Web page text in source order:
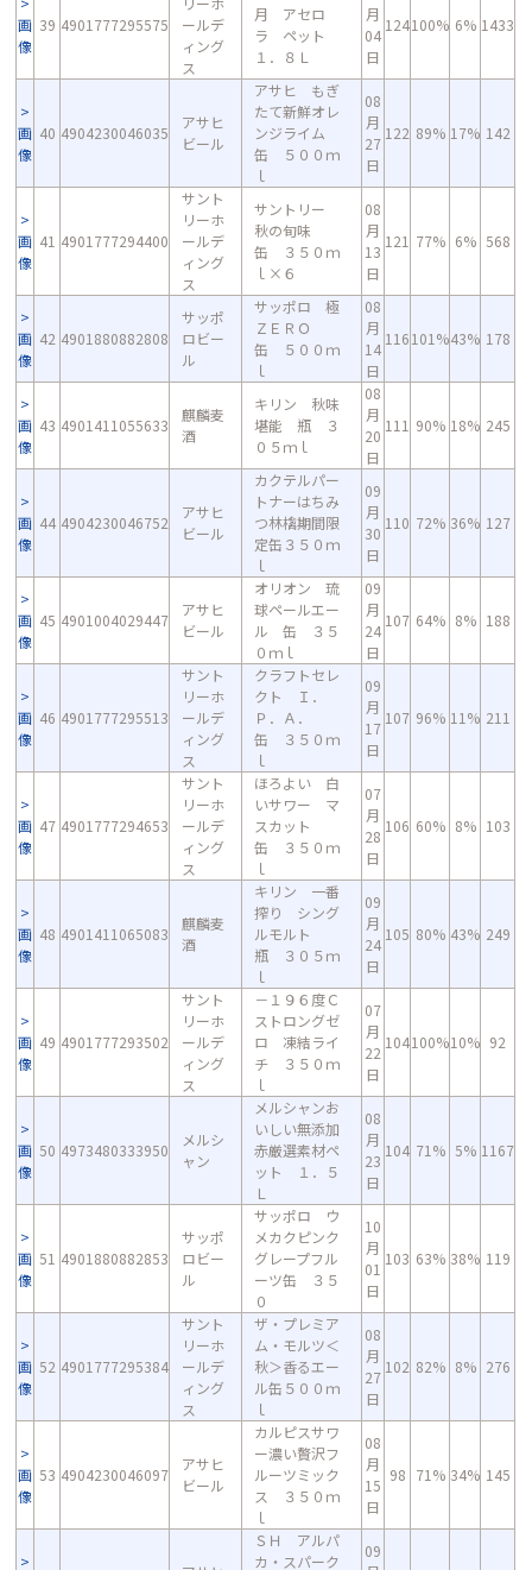
画
像
39 4901777295575
ールデ
ィング
ス
月 アセロ
ラ ペット
１．８Ｌ
月
04
日
124100% 6% 1433
画
像
40 4904230046035
アサヒ
ビール
アサヒ もぎ
たて新鮮オレ
ンジライム
缶 ５００ｍ
ｌ
08
月
27
日
122 89% 17% 142
画
像
41 4901777294400
サント
リーホ
ールデ
ィング
ス
サントリー
秋の旬味
缶 ３５０ｍ
ｌ×６
08
月
13
日
121 77% 6% 568
画
像
42 4901880882808
サッポ
ロビー
ル
サッポロ 極
ＺＥＲＯ
缶 ５００ｍ
ｌ
08
月
14
日
116101%43% 178
画
像
43 4901411055633
麒麟麦
酒
キリン 秋味
堪能 瓶 ３
０５ｍｌ
08
月
20
日
111 90% 18% 245
画
像
44 4904230046752
アサヒ
ビール
カクテルパー
トナーはちみ
つ林檎期間限
定缶３５０ｍ
ｌ
09
月
30
日
110 72% 36% 127
画
像
45 4901004029447
アサヒ
ビール
オリオン 琉
球ペールエー
ル 缶 ３５
０ｍｌ
09
月
24
日
107 64% 8% 188
画
像
46 4901777295513
サント
リーホ
ールデ
ィング
ス
クラフトセレ
クト Ｉ．
Ｐ．Ａ．
缶 ３５０ｍ
ｌ
09
月
17
日
107 96% 11% 211
画
像
47 4901777294653
サント
リーホ
ールデ
ィング
ス
ほろよい 白
いサワー マ
スカット
缶 ３５０ｍ
ｌ
07
月
28
日
106 60% 8% 103
画
像
48 4901411065083
麒麟麦
酒
キリン 一番
搾り シング
ルモルト
瓶 ３０５ｍ
ｌ
09
月
24
日
105 80% 43% 249
画
像
49 4901777293502
サント
リーホ
ールデ
ィング
ス
－１９６度Ｃ
ストロングゼ
ロ 凍結ライ
チ ３５０ｍ
ｌ
07
月
22
日
104100%10% 92
画
像
50 4973480333950
メルシ
ャン
メルシャンお
いしい無添加
赤厳選素材ペ
ット １．５
Ｌ
08
月
23
日
104 71% 5% 1167
画
像
51 4901880882853
サッポ
ロビー
ル
サッポロ ウ
メカクピンク
グレープフル
ーツ缶 ３５
０
10
月
01
日
103 63% 38% 119
画
像
52 4901777295384
サント
リーホ
ールデ
ィング
ス
ザ・プレミア
ム・モルツ＜
秋＞香るエー
ル缶５００ｍ
ｌ
08
月
27
日
102 82% 8% 276
画
像
53 4904230046097
アサヒ
ビール
カルピスサワ
ー濃い贅沢フ
ルーツミック
ス ３５０ｍ
ｌ
08
月
15
日
98 71% 34% 145
ＳＨ アルパ
カ・スパーク
09